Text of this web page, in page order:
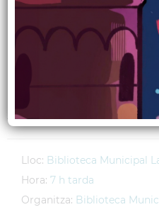
Round
anglès
Activitat suspesa
Lloc: Biblioteca Municipal
Hora: 7 h tarda
Organitza: Biblioteca